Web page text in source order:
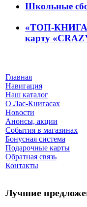
Школьные
«ТОП-КНИГА»
карту
Главная
Навигация
Наш каталог
О Лас-Книгасах
Новости
Анонсы, акции
События в магазинах
Бонусная система
Подарочные карты
Обратная связь
Контакты
Лучшие